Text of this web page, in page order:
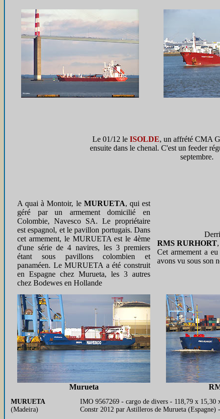
Le 01/12 le ISOLDE, un affrété CMA
ensuite dans le chenal. C'est un feeder
septembre.
A quai à Montoir, le MURUETA, qui est
géré par un armement domicilié en
Colombie, Navesco SA. Le propriétaire
est espagnol, et le pavillon portugais. Dans
cet armement, le MURUETA est le 4ème
d'une série de 4 navires, les 3 premiers
étant sous pavillons colombien et
panaméen. Le MURUETA a été construit
en Espagne chez Murueta, les 3 autres
chez Bodewes en Hollande
Derrière lui
RMS RURHORT
Cet armement a
avons vu sous son
Murueta
MURUETA
(Madeira)
IMO 9567269 - cargo de divers - 118,79 x
Constr 2012 par Astilleros de Murueta